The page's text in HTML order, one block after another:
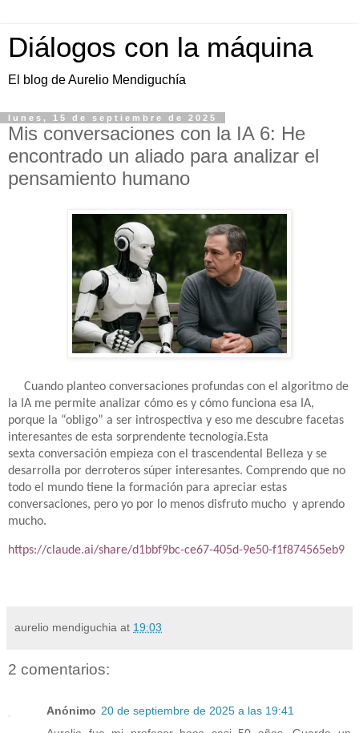
Diálogos con la máquina
El blog de Aurelio Mendiguchía
lunes, 15 de septiembre de 2025
Mis conversaciones con la IA 6: He
encontrado un aliado para analizar el
pensamiento humano
Cuando planteo conversaciones profundas con el algoritmo de
la IA me permite analizar cómo es y cómo funciona esa IA,
porque la “obligo” a ser introspectiva y eso me descubre facetas
interesantes de esta sorprendente tecnología.Esta
sexta conversación empieza con el trascendental Belleza y se
desarrolla por derroteros súper interesantes. Comprendo que no
todo el mundo tiene la formación para apreciar estas
conversaciones, pero yo por lo menos disfruto mucho y aprendo
mucho.
https://claude.ai/share/d1bbf9bc-ce67-405d-9e50-f1f874565eb9
aurelio mendiguchia at 19:03
2 comentarios:
Anónimo 20 de septiembre de 2025 a las 19:41